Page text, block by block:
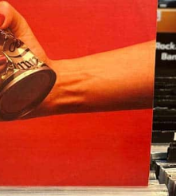
format_underlined
font_download סמן קישורים
לאפס
כל
cached